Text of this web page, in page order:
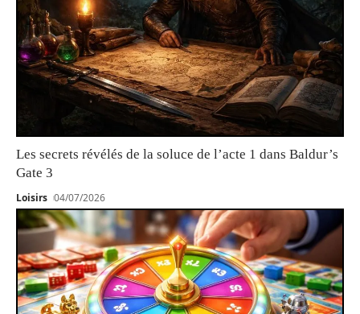
Les secrets révélés de la soluce de l’acte 1 dans Baldur’s
Gate 3
Loisirs 04/07/2026